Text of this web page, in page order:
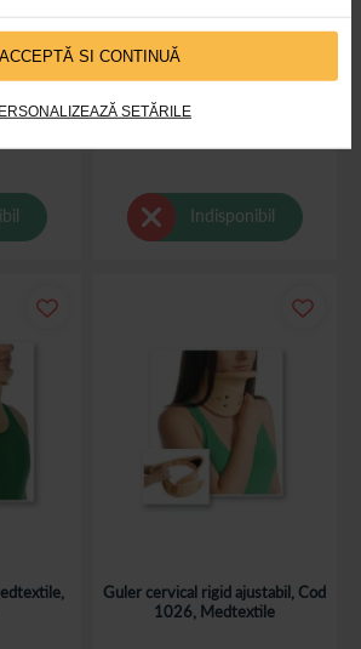
ACCEPTĂ SI CONTINUĂ
SETĂRILE
Indisponibil
Guler cervical rigid ajustabil, Cod
1026, Medtextile